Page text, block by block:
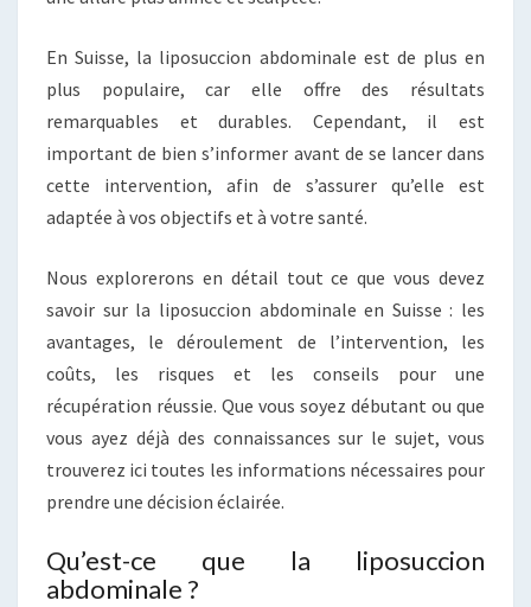
En Suisse, la liposuccion abdominale est de plus en
plus populaire, car elle offre des résultats
remarquables et durables. Cependant, il est
important de bien s’informer avant de se lancer dans
cette intervention, afin de s’assurer qu’elle est
adaptée à vos objectifs et à votre santé.
Nous explorerons en détail tout ce que vous devez
savoir sur la liposuccion abdominale en Suisse : les
avantages, le déroulement de l’intervention, les
coûts, les risques et les conseils pour une
récupération réussie. Que vous soyez débutant ou que
vous ayez déjà des connaissances sur le sujet, vous
trouverez ici toutes les informations nécessaires pour
prendre une décision éclairée.
Qu’est-ce que la liposuccion
abdominale ?